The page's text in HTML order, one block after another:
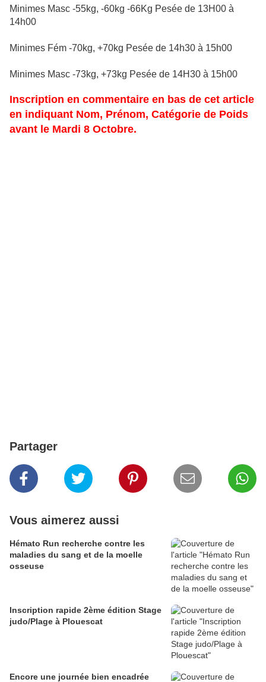
Minimes Masc -55kg, -60kg -66Kg Pesée de 13H00 à
14h00
Minimes Fém -70kg, +70kg Pesée de 14h30 à 15h00
Minimes Masc -73kg, +73kg Pesée de 14H30 à 15h00
Inscription en commentaire en bas de cet article
en indiquant Nom, Prénom, Catégorie de Poids
avant le Mardi 8 Octobre.
Partager
Vous aimerez aussi
Hémato Run recherche contre les
maladies du sang et de la moelle
osseuse
Inscription rapide 2ème édition Stage
judo/Plage à Plouescat
Encore une journée bien encadrée